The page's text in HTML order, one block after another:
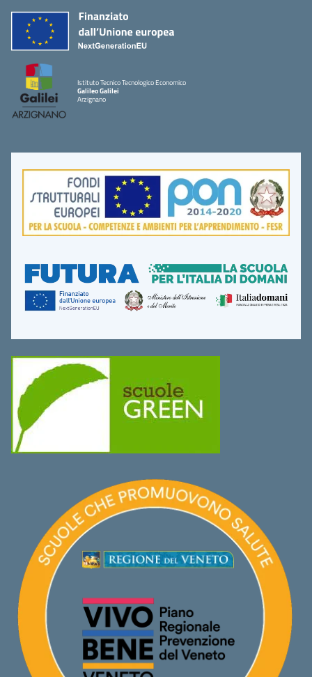
Istituto Tecnico Tecnologico Economico
Galileo Galilei
Arzignano